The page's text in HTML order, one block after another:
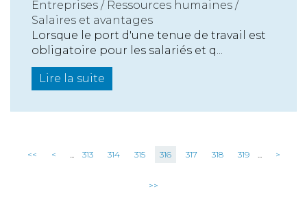
Entreprises / Ressources humaines /
Salaires et avantages
Lorsque le port d'une tenue de travail est
obligatoire pour les salariés et q...
Lire la suite
<< < 313 314 315 316 317 318 319 >
>>